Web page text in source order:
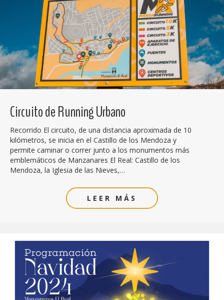
Circuito de Running Urbano
Recorrido El circuito, de una distancia aproximada de 10
kilómetros, se inicia en el Castillo de los Mendoza y
permite caminar o correr junto a los monumentos más
emblemáticos de Manzanares El Real: Castillo de los
Mendoza, la Iglesia de las Nieves,…
LEER MÁS